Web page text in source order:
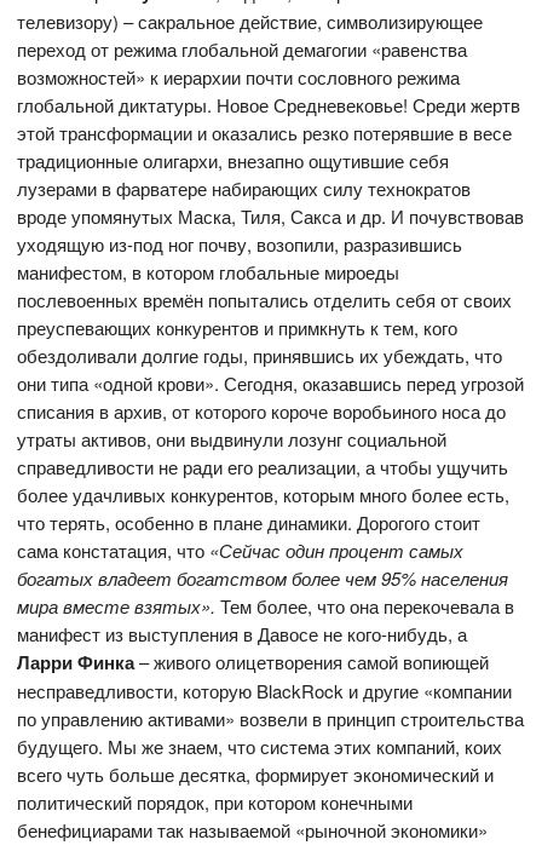
телевизору) – сакральное действие, символизирующее
переход от режима глобальной демагогии «равенства
возможностей» к иерархии почти сословного режима
глобальной диктатуры. Новое Средневековье! Среди жертв
этой трансформации и оказались резко потерявшие в весе
традиционные олигархи, внезапно ощутившие себя
лузерами в фарватере набирающих силу технократов
вроде упомянутых Маска, Тиля, Сакса и др. И почувствовав
уходящую из-под ног почву, возопили, разразившись
манифестом, в котором глобальные мироеды
послевоенных времён попытались отделить себя от своих
преуспевающих конкурентов и примкнуть к тем, кого
обездоливали долгие годы, принявшись их убеждать, что
они типа «одной крови». Сегодня, оказавшись перед угрозой
списания в архив, от которого короче воробьиного носа до
утраты активов, они выдвинули лозунг социальной
справедливости не ради его реализации, а чтобы ущучить
более удачливых конкурентов, которым много более есть,
что терять, особенно в плане динамики. Дорогого стоит
сама констатация, что «Сейчас один процент самых
богатых владеет богатством более чем 95% населения
мира вместе взятых». Тем более, что она перекочевала в
манифест из выступления в Давосе не кого-нибудь, а
Ларри Финка– живого олицетворения самой вопиющей
несправедливости, которую BlackRock и другие «компании
по управлению активами» возвели в принцип строительства
будущего. Мы же знаем, что система этих компаний, коих
всего чуть больше десятка, формирует экономический и
политический порядок, при котором конечными
бенефициарами так называемой «рыночной экономики»